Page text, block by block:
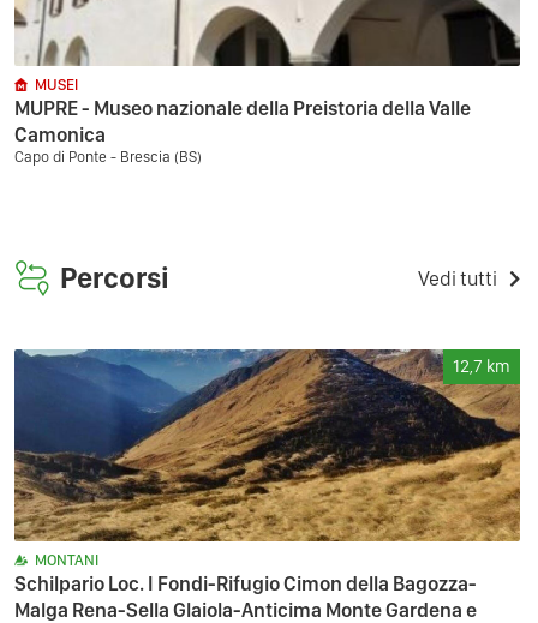
MUSEI
MUPRE - Museo nazionale della Preistoria della Valle
Camonica
Capo di Ponte - Brescia (BS)
Percorsi Vedi tutti
12,7 km
MONTANI
Schilpario Loc. I Fondi-Rifugio Cimon della Bagozza-
Malga Rena-Sella Glaiola-Anticima Monte Gardena e